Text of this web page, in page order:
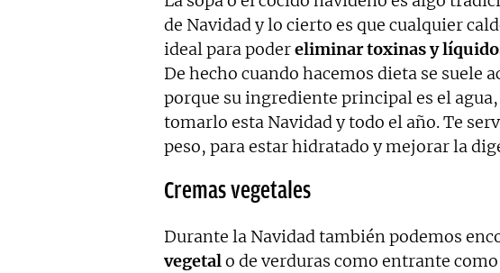
de Navidad y lo cierto es que cualquier
ideal para podereliminar toxinas y
De hecho cuando hacemos dieta se suele
porque su ingrediente principal es el
tomarlo esta Navidad y todo el año. Te
peso, para estar hidratado y mejorar la
Cremas vegetales
Durante la Navidad también podemos
vegetalo de verduras como entrante